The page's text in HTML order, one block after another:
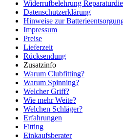
Widerrufbelehrung
Datenschutzerklärung
Hinweise zur
Impressum
Preise
Lieferzeit
Rücksendung
Zusatzinfo
Warum Clubfitting?
Warum Spinning?
Welcher Griff?
Wie mehr Weite?
Welchen Schläger?
Erfahrungen
Fitting
Einkaufsberater